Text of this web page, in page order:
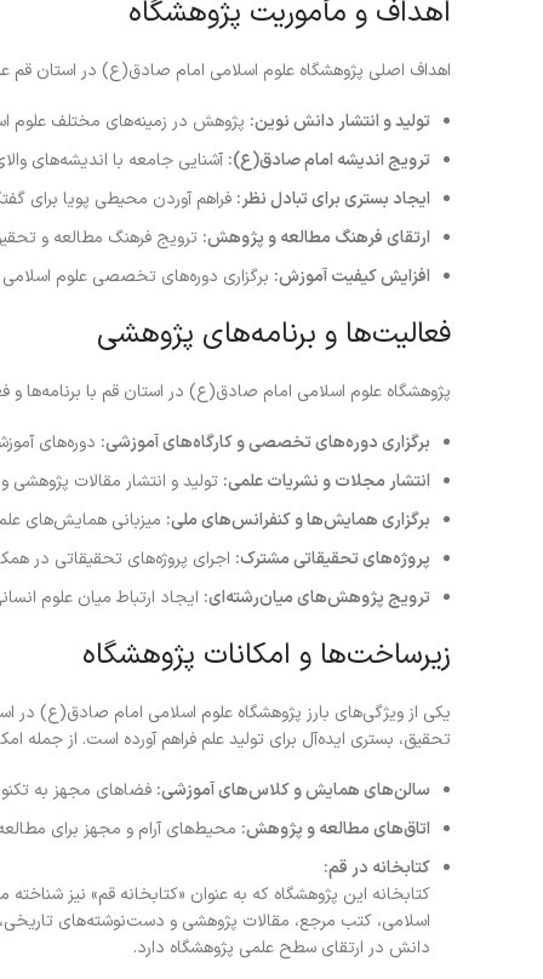
اهداف و مأموریت پژوهشگاه
اهداف اصلی پژوهشگاه علوم اسلامی امام صادق(ع) در استان قم
تولید و انتشار دانش نوین: پژوهش در زمینه‌های مختلف علوم
ترویج اندیشه امام صادق(ع): آشنایی جامعه با اندیشه‌های
ایجاد بستری برای تبادل نظر: فراهم آوردن محیطی پویا برای
ارتقای فرهنگ مطالعه و پژوهش: ترویج فرهنگ مطالعه و
افزایش کیفیت آموزش: برگزاری دوره‌های تخصصی علوم
فعالیت‌ها و برنامه‌های پژوهشی
پژوهشگاه علوم اسلامی امام صادق(ع) در استان قم با برنامه‌ها
برگزاری دوره‌های تخصصی و کارگاه‌های آموزشی: دوره‌های
انتشار مجلات و نشریات علمی: تولید و انتشار مقالات
برگزاری همایش‌ها و کنفرانس‌های ملی: میزبانی همایش‌های
پروژه‌های تحقیقاتی مشترک: اجرای پروژه‌های تحقیقاتی در
ترویج پژوهش‌های میان‌رشته‌ای: ایجاد ارتباط میان علوم
زیرساخت‌ها و امکانات پژوهشگاه
یکی از ویژگی‌های بارز پژوهشگاه علوم اسلامی امام صادق(ع) در
تحقیق، بستری ایده‌آل برای تولید علم فراهم آورده است. از جمله
سالن‌های همایش و کلاس‌های آموزشی: فضاهای مجهز به
اتاق‌های مطالعه و پژوهش: محیط‌های آرام و مجهز برای
کتابخانه در قم:
کتابخانه این پژوهشگاه که به عنوان «کتابخانه قم» نیز
اسلامی، کتب مرجع، مقالات پژوهشی و دست‌نوشته‌های تاریخی،
دانش در ارتقای سطح علمی پژوهشگاه دارد.